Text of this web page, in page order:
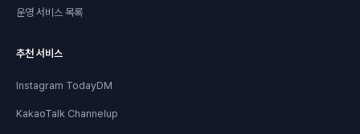
운영 서비스 목록
추천 서비스
Instagram TodayDM
KakaoTalk Channelup